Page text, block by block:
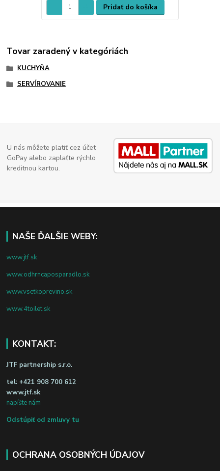
Pridať do košíka
Tovar zaradený v kategóriách
KUCHYŇA
SERVÍROVANIE
U nás môžete platiť cez účet
GoPay alebo zaplaťte rýchlo
kreditnou kartou.
NAŠE ĎALŠIE WEBY:
www.jtf.sk
www.odhrncaposparadlo.sk
www.vsetkoprevino.sk
www.4toilet.sk
KONTAKT:
JTF partnership s.r.o.
tel: +421 908 700 612
www.jtf.sk
napíšte nám
Odstúpiť od zmluvy tu
OCHRANA OSOBNÝCH ÚDAJOV